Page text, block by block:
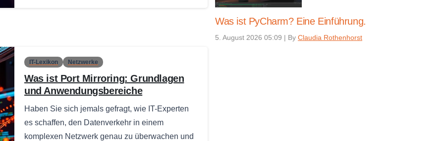
IT-Lexikon Netzwerke
Was ist Port Mirroring: Grundlagen
und Anwendungsbereiche
Haben Sie sich jemals gefragt, wie IT-Experten
es schaffen, den Datenverkehr in einem
komplexen Netzwerk genau zu überwachen und
Was ist PyCharm? Eine Einführung.
5. August 2026 05:09 | By Claudia Rothenhorst